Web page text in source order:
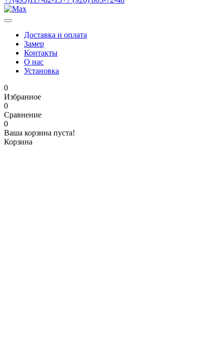
Доставка и оплата
Замер
Контакты
О нас
Установка
0
Избранное
0
Сравнение
0
Ваша корзина пуста!
Корзина